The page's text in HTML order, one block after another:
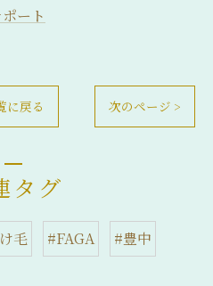
ート
に戻る 次のページ >
タグ
毛 #FAGA #豊中